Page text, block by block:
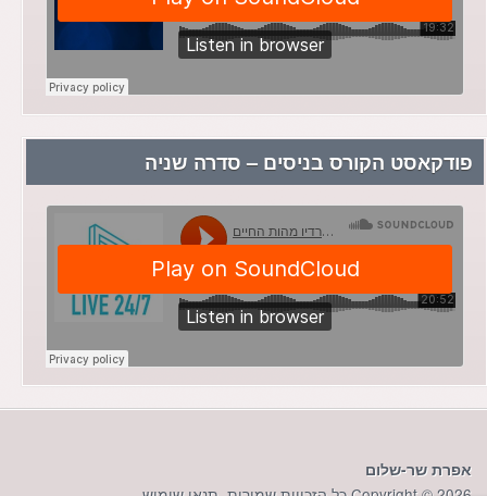
פודקאסט הקורס בניסים – סדרה שניה
אפרת שר-שלום